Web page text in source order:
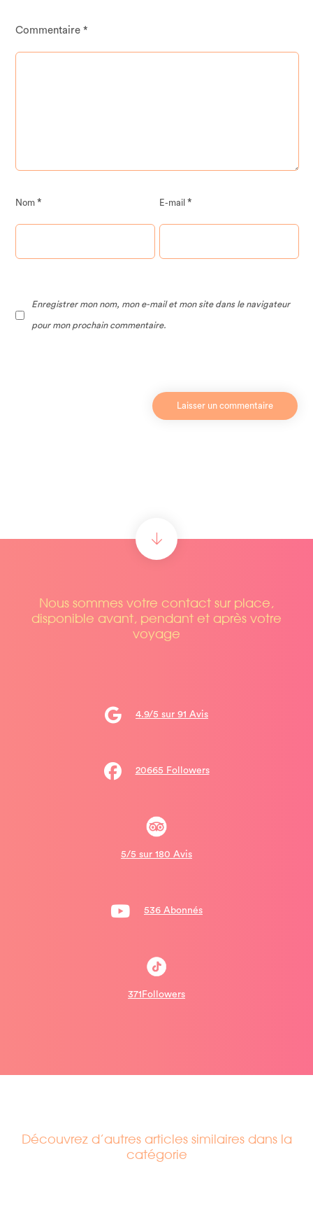
Commentaire*
Nom* E-mail*
Enregistrer mon nom, mon e-mail et mon site dans le navigateur
pour mon prochain commentaire.
Nous sommes votre contact sur place,
disponible avant, pendant et après votre
voyage
4.9/5 sur 91 Avis
20665 Followers
5/5 sur 180 Avis
536 Abonnés
371Followers
Découvrez d’autres articles similaires dans la
catégorie